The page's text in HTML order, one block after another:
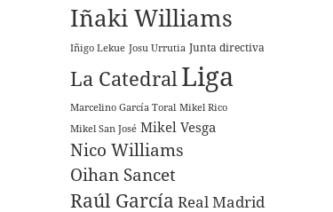
Iñaki Williams
Iñigo Lekue Josu Urrutia Junta directiva
La CatedralLiga
Marcelino García Toral Mikel Rico
Mikel San José Mikel Vesga
Nico Williams
Oihan Sancet
Raúl García Real Madrid